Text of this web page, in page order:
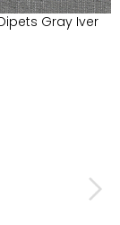
Gray Iver